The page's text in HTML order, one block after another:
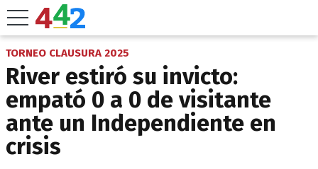
TORNEO CLAUSURA 2025
River estiró su invicto:
empató 0 a 0 de visitante
ante un Independiente en
crisis